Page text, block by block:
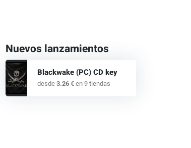
Nuevos lanzamientos
Blackwake (PC) CD key
desde 3.26 €en 9 tiendas